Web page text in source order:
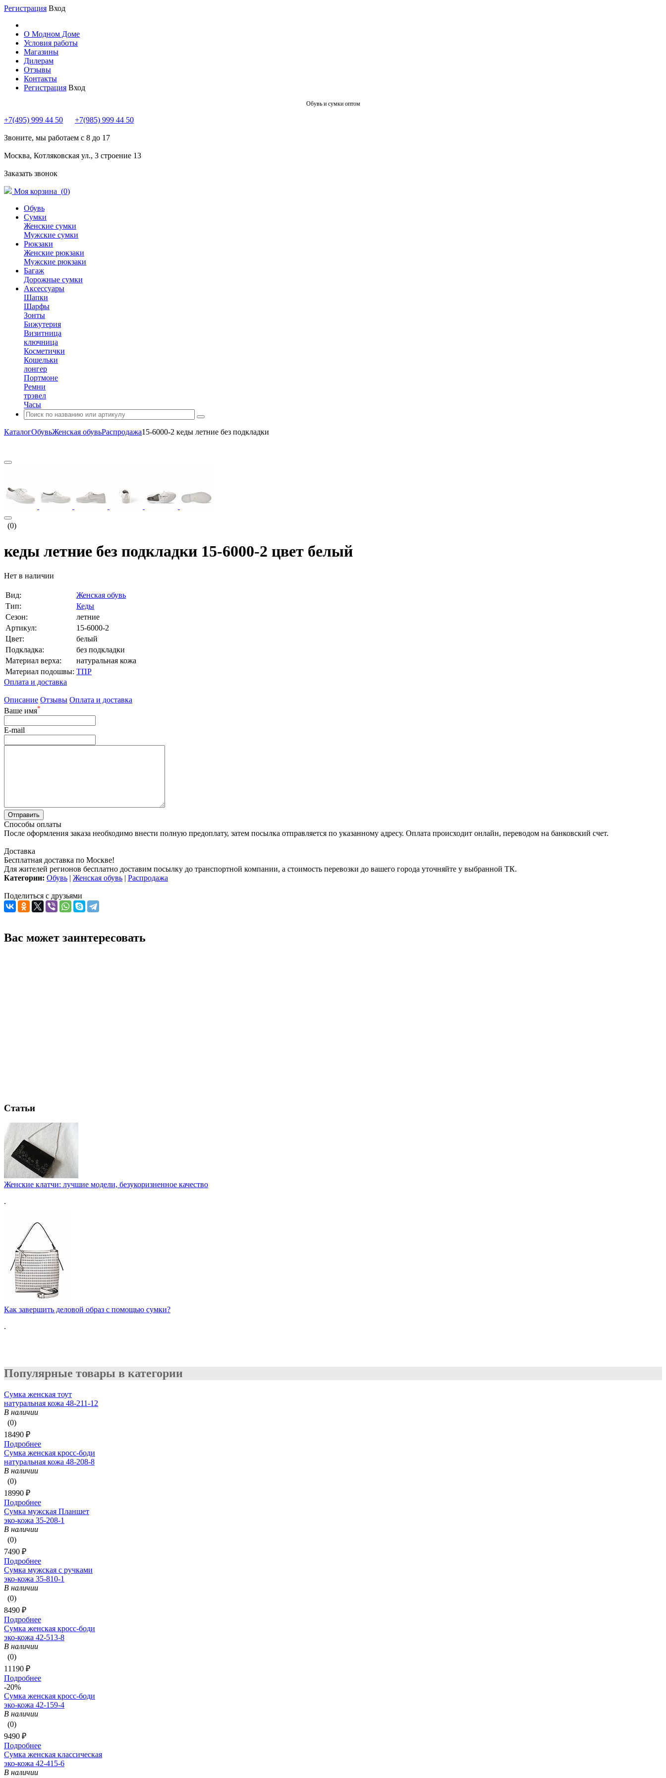
Регистрация Вход
О Модном Доме
Условия работы
Магазины
Дилерам
Отзывы
Контакты
Регистрация Вход
Обувь и сумки оптом
+7(495) 999 44 50 +7(985) 999 44 50
Звоните, мы работаем с 8 до 17
Москва, Котляковская ул., 3 строение 13
Заказать звонок
Моя корзина (0)
Обувь
Сумки
Женские сумки
Мужские сумки
Рюкзаки
Женские рюкзаки
Мужские рюкзаки
Багаж
Дорожные сумки
Аксессуары
Шапки
Шарфы
Зонты
Бижутерия
Визитница
ключница
Косметички
Кошельки
лонгер
Портмоне
Ремни
трэвел
Часы
КаталогОбувьЖенская обувьРаспродажа15-6000-2 кеды летние без подкладки
(0)
кеды летние без подкладки 15-6000-2 цвет белый
Нет в наличии
Вид:
Женская обувь
Тип:
Кеды
Сезон:
летние
Артикул:
15-6000-2
Цвет:
белый
Подкладка:
без подкладки
Материал верха:
натуральная кожа
Материал подошвы: ТПР
Оплата и доставка
Описание Отзывы Оплата и доставка
Ваше имя*
E-mail
Способы оплаты
После оформления заказа необходимо внести полную предоплату, затем посылка отправляется по указанному адресу. Оплата происходит онлайн, переводом на банковский счет.
Доставка
Бесплатная доставка по Москве!
Для жителей регионов бесплатно доставим посылку до транспортной компании, а стоимость перевозки до вашего города уточняйте у выбранной ТК.
Категории: Обувь | Женская обувь | Распродажа
Поделиться с друзьями
Вас может заинтересовать
Статьи
Женские клатчи: лучшие модели, безукоризненное качество
.
Как завершить деловой образ с помощью сумки?
.
Популярные товары в категории
Сумка женская тоут
натуральная кожа 48-211-12
В наличии
(0)
18490 ₽
Подробнее
Сумка женская кросс-боди
натуральная кожа 48-208-8
В наличии
(0)
18990 ₽
Подробнее
Сумка мужская Планшет
эко-кожа 35-208-1
В наличии
(0)
7490 ₽
Подробнее
Сумка мужская с ручками
эко-кожа 35-810-1
В наличии
(0)
8490 ₽
Подробнее
Сумка женская кросс-боди
эко-кожа 42-513-8
В наличии
(0)
11190 ₽
Подробнее
-20%
Сумка женская кросс-боди
эко-кожа 42-159-4
В наличии
(0)
9490 ₽
Подробнее
Сумка женская классическая
эко-кожа 42-415-6
В наличии